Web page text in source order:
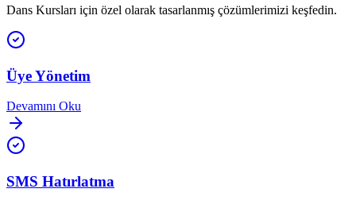
Dans Kursları için özel olarak tasarlanmış çözümlerimizi keşfedin.
Üye Yönetim
Devamını Oku
SMS Hatırlatma